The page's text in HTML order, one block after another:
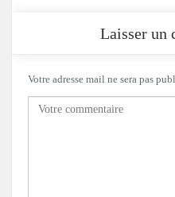
Laisser un
Votre adresse mail ne sera pas